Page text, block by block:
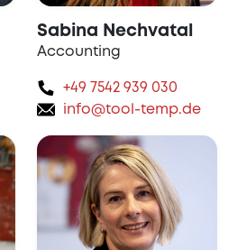
Sabina Nechvatal
Accounting
+49 7542 939 030
info@tool-temp.de